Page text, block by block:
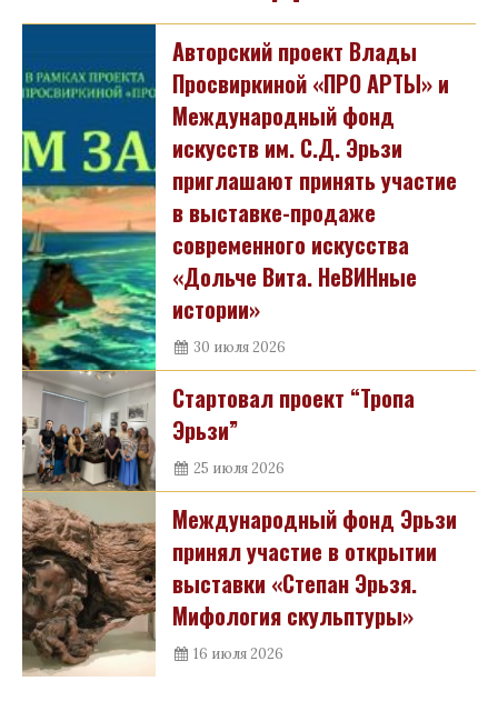
Авторский проект Влады
Просвиркиной «ПРО АРТЫ» и
Международный фонд
искусств им. С.Д. Эрьзи
приглашают принять участие
в выставке-продаже
современного искусства
«Дольче Вита. НеВИНные
истории»
30 июля 2026
Стартовал проект “Тропа
Эрьзи”
25 июля 2026
Международный фонд Эрьзи
принял участие в открытии
выставки «Степан Эрьзя.
Мифология скульптуры»
16 июля 2026